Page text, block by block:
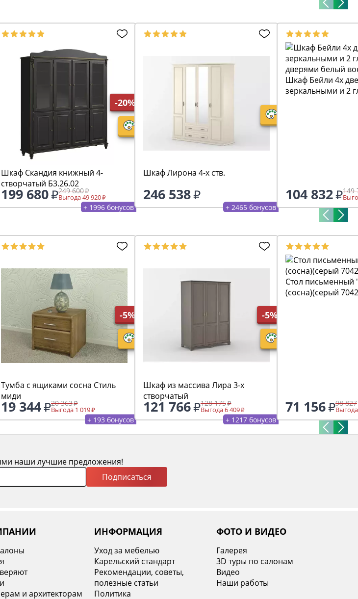
-20%
Шкаф Скандия книжный 4-
створчатый Б3.26.02
199 680 249 600
Выгода 49 920
+ 1996 бонусов
Шкаф Лирона 4-х ств.
246 538
+ 2465 бонусов
Шкаф Бейли 4х
зеркальными и 2
104 832 149
-5%
Тумба с ящиками сосна Стиль
миди
19 344 20 363
Выгода 1 019
+ 193 бонусов
-5%
Шкаф из массива Лира 3-х
створчатый
121 766 128 175
Выгода 6 409
+ 1217 бонусов
Стол письменный
(сосна)(серый
71 156 98 827
наши лучшие предложения!
Подписаться
и архитекторам
ИНФОРМАЦИЯ
Уход за мебелью
Карельский стандарт
Рекомендации, советы,
полезные статьи
Политика
ФОТО И ВИДЕО
Галерея
3D туры по салонам
Видео
Наши работы